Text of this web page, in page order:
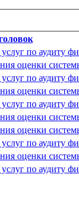
по аудиту
оценки
по аудиту
оценки
по аудиту
оценки
оценки
по аудиту
оценки
по аудиту